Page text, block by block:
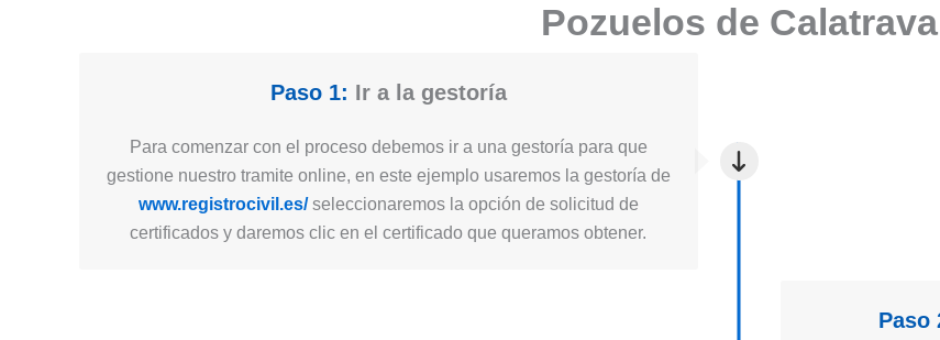
Pozuelos de Calatrava
Paso 1: Ir a la gestoría
Para comenzar con el proceso debemos ir a una gestoría para que
gestione nuestro tramite online, en este ejemplo usaremos la gestoría de
www.registrocivil.es/seleccionaremos la opción de solicitud de
certificados y daremos clic en el certificado que queramos obtener.
Paso